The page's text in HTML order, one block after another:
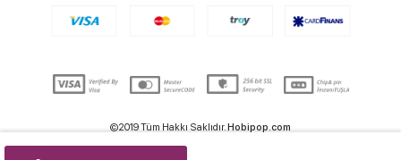
©2019 Tüm Hakkı Saklıdır.Hobipop.com